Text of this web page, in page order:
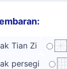
Tian Zi
persegi